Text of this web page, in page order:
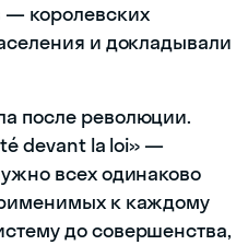
— королевских
и докладывали
после революции.
devant la loi» —
всех одинаково
к каждому
до совершенства,